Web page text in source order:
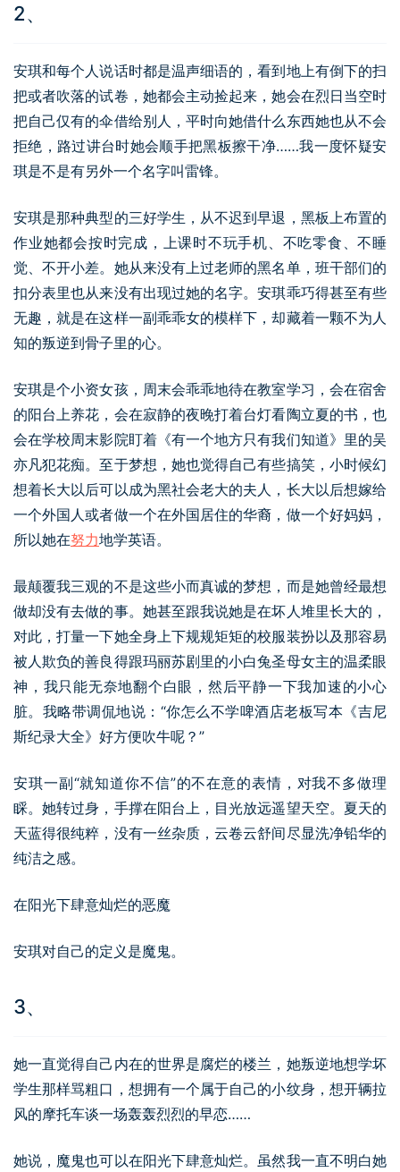
2、
安琪和每个人说话时都是温声细语的，看到地上有倒下的扫
把或者吹落的试卷，她都会主动捡起来，她会在烈日当空时
把自己仅有的伞借给别人，平时向她借什么东西她也从不会
拒绝，路过讲台时她会顺手把黑板擦干净……我一度怀疑安
琪是不是有另外一个名字叫雷锋。
安琪是那种典型的三好学生，从不迟到早退，黑板上布置的
作业她都会按时完成，上课时不玩手机、不吃零食、不睡
觉、不开小差。她从来没有上过老师的黑名单，班干部们的
扣分表里也从来没有出现过她的名字。安琪乖巧得甚至有些
无趣，就是在这样一副乖乖女的模样下，却藏着一颗不为人
知的叛逆到骨子里的心。
安琪是个小资女孩，周末会乖乖地待在教室学习，会在宿舍
的阳台上养花，会在寂静的夜晚打着台灯看陶立夏的书，也
会在学校周末影院盯着《有一个地方只有我们知道》里的吴
亦凡犯花痴。至于梦想，她也觉得自己有些搞笑，小时候幻
想着长大以后可以成为黑社会老大的夫人，长大以后想嫁给
一个外国人或者做一个在外国居住的华裔，做一个好妈妈，
所以她在努力地学英语。
最颠覆我三观的不是这些小而真诚的梦想，而是她曾经最想
做却没有去做的事。她甚至跟我说她是在坏人堆里长大的，
对此，打量一下她全身上下规规矩矩的校服装扮以及那容易
被人欺负的善良得跟玛丽苏剧里的小白兔圣母女主的温柔眼
神，我只能无奈地翻个白眼，然后平静一下我加速的小心
脏。我略带调侃地说：“你怎么不学啤酒店老板写本《吉尼
斯纪录大全》好方便吹牛呢？”
安琪一副“就知道你不信”的不在意的表情，对我不多做理
睬。她转过身，手撑在阳台上，目光放远遥望天空。夏天的
天蓝得很纯粹，没有一丝杂质，云卷云舒间尽显洗净铅华的
纯洁之感。
在阳光下肆意灿烂的恶魔
安琪对自己的定义是魔鬼。
3、
她一直觉得自己内在的世界是腐烂的楼兰，她叛逆地想学坏
学生那样骂粗口，想拥有一个属于自己的小纹身，想开辆拉
风的摩托车谈一场轰轰烈烈的早恋……
她说，魔鬼也可以在阳光下肆意灿烂。虽然我一直不明白她